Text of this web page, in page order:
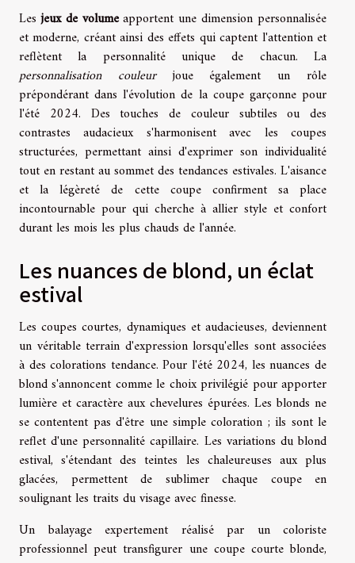
Lesjeux de volumeapportent une dimension personnalisée
et moderne, créant ainsi des effets qui captent l'attention et
reflètent la personnalité unique de chacun. La
personnalisation couleurjoue également un rôle
prépondérant dans l'évolution de la coupe garçonne pour
l'été 2024. Des touches de couleur subtiles ou des
contrastes audacieux s'harmonisent avec les coupes
structurées, permettant ainsi d'exprimer son individualité
tout en restant au sommet des tendances estivales. L'aisance
et la légèreté de cette coupe confirment sa place
incontournable pour qui cherche à allier style et confort
durant les mois les plus chauds de l'année.
Les nuances de blond, un éclat
estival
Les coupes courtes, dynamiques et audacieuses, deviennent
un véritable terrain d'expression lorsqu'elles sont associées
à des colorations tendance. Pour l'été 2024, les nuances de
blond s'annoncent comme le choix privilégié pour apporter
lumière et caractère aux chevelures épurées. Les blonds ne
se contentent pas d'être une simple coloration ; ils sont le
reflet d'une personnalité capillaire. Les variations du blond
estival, s'étendant des teintes les chaleureuses aux plus
glacées, permettent de sublimer chaque coupe en
soulignant les traits du visage avec finesse.
Un balayage expertement réalisé par un coloriste
professionnel peut transfigurer une coupe courte blonde,